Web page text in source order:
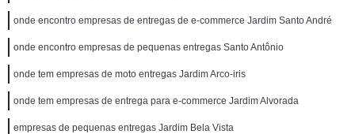
onde encontro empresas de entregas de e-commerce Jardim Santo André
onde encontro empresas de pequenas entregas Santo Antônio
onde tem empresas de moto entregas Jardim Arco-iris
onde tem empresas de entrega para e-commerce Jardim Alvorada
empresas de pequenas entregas Jardim Bela Vista